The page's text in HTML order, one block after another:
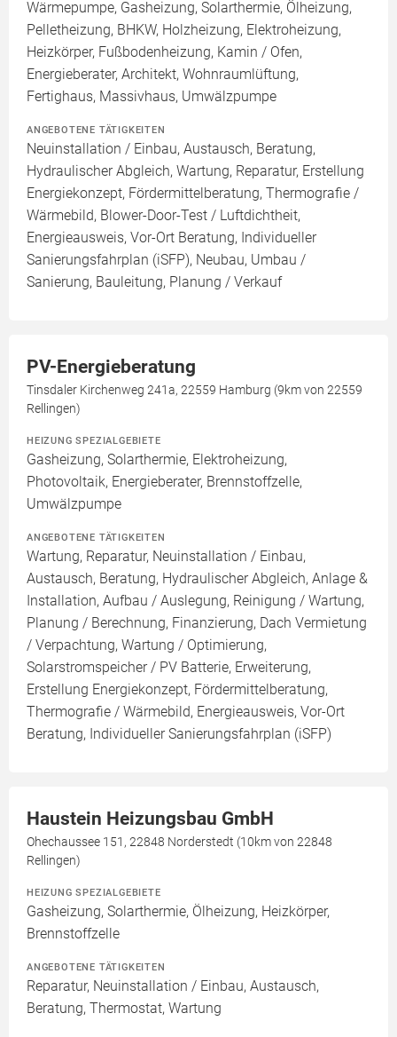
Wärmepumpe, Gasheizung, Solarthermie, Ölheizung,
Pelletheizung, BHKW, Holzheizung, Elektroheizung,
Heizkörper, Fußbodenheizung, Kamin / Ofen,
Energieberater, Architekt, Wohnraumlüftung,
Fertighaus, Massivhaus, Umwälzpumpe
ANGEBOTENE TÄTIGKEITEN
Neuinstallation / Einbau, Austausch, Beratung,
Hydraulischer Abgleich, Wartung, Reparatur, Erstellung
Energiekonzept, Fördermittelberatung, Thermografie /
Wärmebild, Blower-Door-Test / Luftdichtheit,
Energieausweis, Vor-Ort Beratung, Individueller
Sanierungsfahrplan (iSFP), Neubau, Umbau /
Sanierung, Bauleitung, Planung / Verkauf
PV-Energieberatung
Tinsdaler Kirchenweg 241a, 22559 Hamburg (9km von 22559
Rellingen)
HEIZUNG SPEZIALGEBIETE
Gasheizung, Solarthermie, Elektroheizung,
Photovoltaik, Energieberater, Brennstoffzelle,
Umwälzpumpe
ANGEBOTENE TÄTIGKEITEN
Wartung, Reparatur, Neuinstallation / Einbau,
Austausch, Beratung, Hydraulischer Abgleich, Anlage &
Installation, Aufbau / Auslegung, Reinigung / Wartung,
Planung / Berechnung, Finanzierung, Dach Vermietung
/ Verpachtung, Wartung / Optimierung,
Solarstromspeicher / PV Batterie, Erweiterung,
Erstellung Energiekonzept, Fördermittelberatung,
Thermografie / Wärmebild, Energieausweis, Vor-Ort
Beratung, Individueller Sanierungsfahrplan (iSFP)
Haustein Heizungsbau GmbH
Ohechaussee 151, 22848 Norderstedt (10km von 22848
Rellingen)
HEIZUNG SPEZIALGEBIETE
Gasheizung, Solarthermie, Ölheizung, Heizkörper,
Brennstoffzelle
ANGEBOTENE TÄTIGKEITEN
Reparatur, Neuinstallation / Einbau, Austausch,
Beratung, Thermostat, Wartung